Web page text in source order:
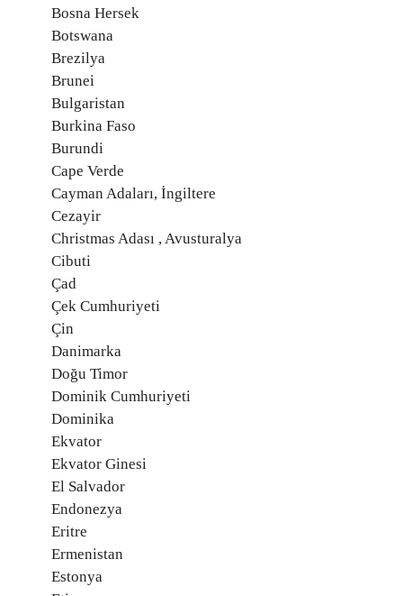
Bosna Hersek
Botswana
Brezilya
Brunei
Bulgaristan
Burkina Faso
Burundi
Cape Verde
Cayman Adaları, İngiltere
Cezayir
Christmas Adası , Avusturalya
Cibuti
Çad
Çek Cumhuriyeti
Çin
Danimarka
Doğu Timor
Dominik Cumhuriyeti
Dominika
Ekvator
Ekvator Ginesi
El Salvador
Endonezya
Eritre
Ermenistan
Estonya